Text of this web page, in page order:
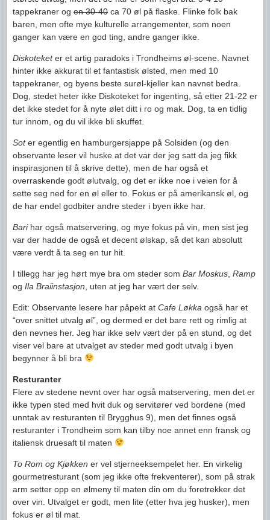
tappekraner og en 30-40 ca 70 øl på flaske. Flinke folk bak
baren, men ofte mye kulturelle arrangementer, som noen
ganger kan være en god ting, andre ganger ikke.
Diskoteketer et artig paradoks i Trondheims øl-scene. Navnet
hinter ikke akkurat til et fantastisk ølsted, men med 10
tappekraner, og byens beste surøl-kjeller kan navnet bedra.
Dog, stedet heter ikke Diskoteket for ingenting, så etter 21-22 er
det ikke stedet for å nyte ølet ditt i ro og mak. Dog, ta en tidlig
tur innom, og du vil ikke bli skuffet.
Soter egentlig en hamburgersjappe på Solsiden (og den
observante leser vil huske at det var der jeg satt da jeg fikk
inspirasjonen til å skrive dette), men de har også et
overraskende godt ølutvalg, og det er ikke noe i veien for å
sette seg ned for en øl eller to. Fokus er på amerikansk øl, og
de har endel godbiter andre steder i byen ikke har.
Barihar også matservering, og mye fokus på vin, men sist jeg
var der hadde de også et decent ølskap, så det kan absolutt
være verdt å ta seg en tur hit.
I tillegg har jeg hørt mye bra om steder som Bar Moskus Ramp
og Ila Braiinstasjon , uten at jeg har vært der selv.
Edit: Observante lesere har påpekt at Cafe Løkka også har et
“over snittet utvalg øl”, og dermed er det bare rett og rimlig at
den nevnes her. Jeg har ikke selv vært der på en stund, og det
viser vel bare at utvalget av steder med godt utvalg i byen
begynner å bli bra
Resturanter
Flere av stedene nevnt over har også matservering, men det er
ikke typen sted med hvit duk og servitører ved bordene (med
unntak av resturanten til Brygghus 9), men det finnes også
resturanter i Trondheim som kan tilby noe annet enn fransk og
italiensk druesaft til maten
To Rom og Kjøkken er vel stjerneeksempelet her. En virkelig
gourmetresturant (som jeg ikke ofte frekventerer), som på strak
arm setter opp en ølmeny til maten din om du foretrekker det
over vin. Utvalget er godt, men lite (etter hva jeg husker), men
fokus er øl til mat.